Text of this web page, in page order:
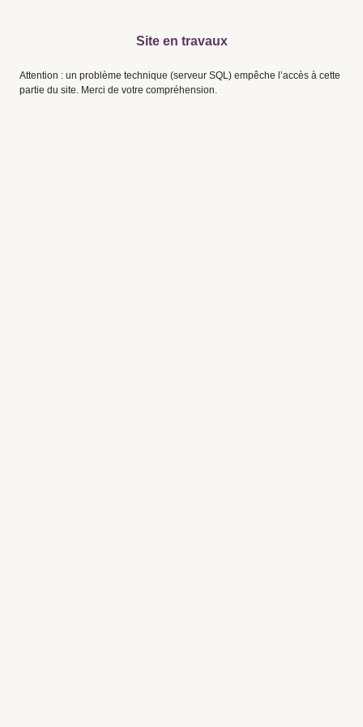
Site en travaux
Attention : un problème technique (serveur SQL) empêche l’accès à cette
partie du site. Merci de votre compréhension.